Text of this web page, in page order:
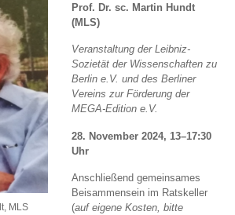
MLS
Prof. Dr. sc. Martin Hundt
(MLS)
Veranstaltung der Leibniz-
Sozietät der Wissenschaften zu
Berlin e.V. und des Berliner
Vereins zur Förderung der
MEGA-Edition e.V.
28. November 2024, 13–17:30
Uhr
Anschließend gemeinsames
Beisammensein im Ratskeller
(auf eigene Kosten, bitte